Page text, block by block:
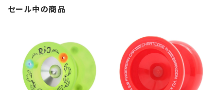
セール中の商品